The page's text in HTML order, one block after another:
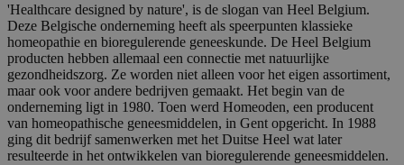
'Healthcare designed by nature', is de slogan van Heel Belgium.
Deze Belgische onderneming heeft als speerpunten klassieke
homeopathie en bioregulerende geneeskunde. De Heel Belgium
producten hebben allemaal een connectie met natuurlijke
gezondheidszorg. Ze worden niet alleen voor het eigen assortiment,
maar ook voor andere bedrijven gemaakt. Het begin van de
onderneming ligt in 1980. Toen werd Homeoden, een producent
van homeopathische geneesmiddelen, in Gent opgericht. In 1988
ging dit bedrijf samenwerken met het Duitse Heel wat later
resulteerde in het ontwikkelen van bioregulerende geneesmiddelen.